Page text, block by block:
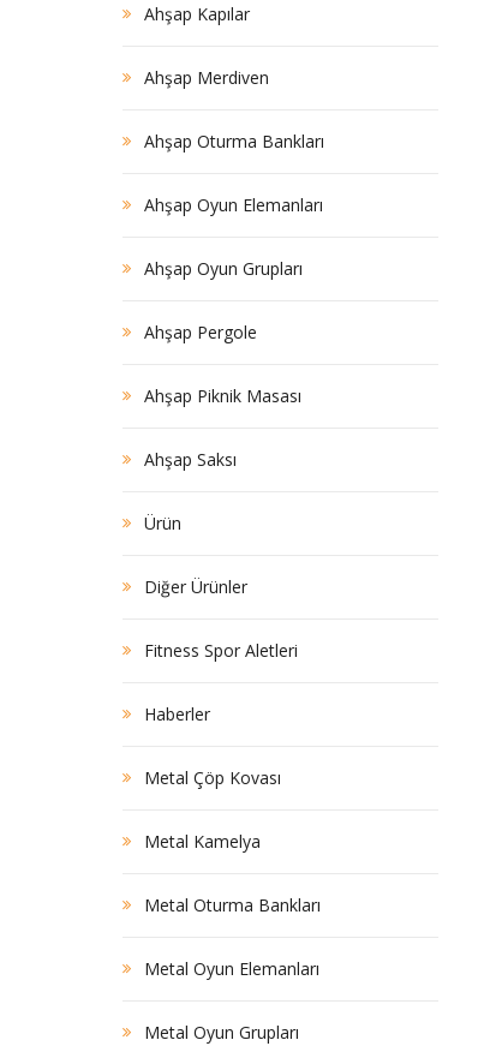
Ahşap Kapılar
Ahşap Merdiven
Ahşap Oturma Bankları
Ahşap Oyun Elemanları
Ahşap Oyun Grupları
Ahşap Pergole
Ahşap Piknik Masası
Ahşap Saksı
Ürün
Diğer Ürünler
Fitness Spor Aletleri
Haberler
Metal Çöp Kovası
Metal Kamelya
Metal Oturma Bankları
Metal Oyun Elemanları
Metal Oyun Grupları